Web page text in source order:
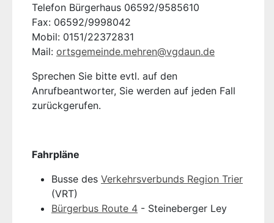
Telefon Bürgerhaus 06592/9585610
Fax: 06592/9998042
Mobil: 0151/22372831
Mail: ortsgemeinde.mehren@vgdaun.de
Sprechen Sie bitte evtl. auf den
Anrufbeantworter, Sie werden auf jeden Fall
zurückgerufen.
Fahrpläne
Busse des Verkehrsverbunds Region Trier
(VRT)
Bürgerbus Route 4 - Steineberger Ley